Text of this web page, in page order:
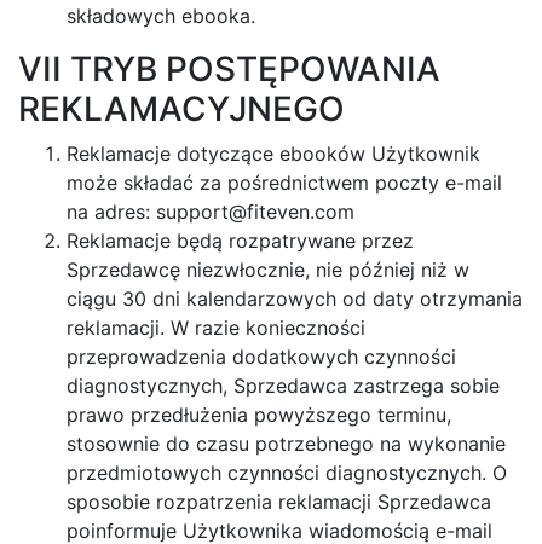
składowych ebooka.
VII TRYB POSTĘPOWANIA
REKLAMACYJNEGO
Reklamacje dotyczące ebooków Użytkownik
może składać za pośrednictwem poczty e-mail
na adres: support@fiteven.com
Reklamacje będą rozpatrywane przez
Sprzedawcę niezwłocznie, nie później niż w
ciągu 30 dni kalendarzowych od daty otrzymania
reklamacji. W razie konieczności
przeprowadzenia dodatkowych czynności
diagnostycznych, Sprzedawca zastrzega sobie
prawo przedłużenia powyższego terminu,
stosownie do czasu potrzebnego na wykonanie
przedmiotowych czynności diagnostycznych. O
sposobie rozpatrzenia reklamacji Sprzedawca
poinformuje Użytkownika wiadomością e-mail